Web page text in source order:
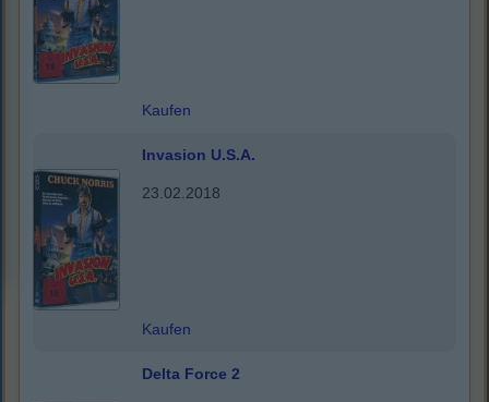
Kaufen
Invasion U.S.A.
23.02.2018
Kaufen
Delta Force 2